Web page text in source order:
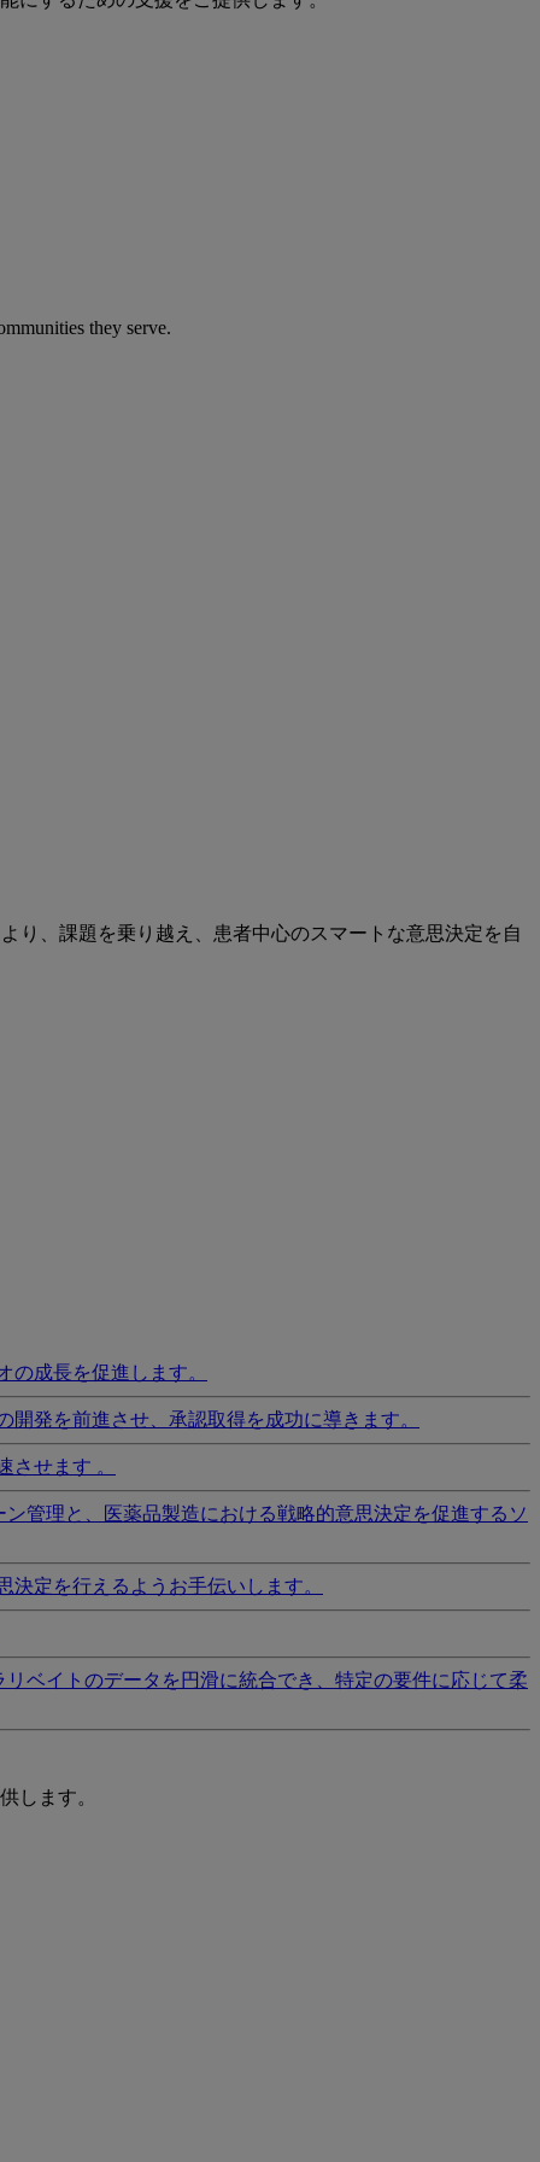
they serve.
り、課題を乗り越え、患者中心のスマートな意思決定を自
成長を促進します。
発を前進させ、承認取得を成功に導きます。
せます 。
管理と、医薬品製造における戦略的意思決定を促進するソ
定を行えるようお手伝いします。
ベイトのデータを円滑に統合でき、特定の要件に応じて柔
します。